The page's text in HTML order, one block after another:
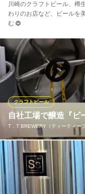
川崎のクラフトビール、樽
わりのお店など、ビールを
む
自社工場で醸造『ビ
T．T BREWERY（ティーティー
クラフトビール
当店一番のこだわりは
『T．T BREWERY／
リジナル醸造のビール
ませんので、当店なら